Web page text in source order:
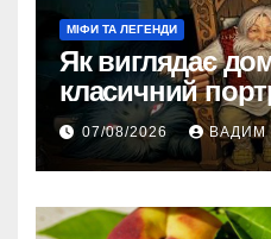
МІФИ ТА ЛЕГЕНДИ
Як виглядає
класичний
зовнішності
07/08/2026 ВАДИМ